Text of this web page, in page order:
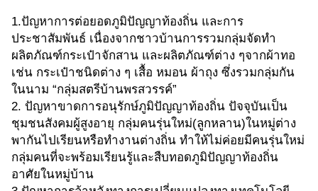
1.ปัญหาการต่อยอดภูมิปัญญาท้องถิ่น และการ
ประชาสัมพันธ์ เนื่องจากชาวบ้านการรวมกลุ่มจัดทำ
ผลิตภัณฑ์กระเป๋าจักสาน และผลิตภัณฑ์ต่าง ๆจากผ้าทอ
เช่น กระเป๋าชนิดต่าง ๆ เสื้อ หมอน ผ้าถุง ซึ่งรวมกลุ่มกัน
ในนาม “กลุ่มสตรีบ้านพรสวรรค์”
2. ปัญหาขาดการอนุรักษ์ภูมิปัญญาท้องถิ่น ปัจจุบันเป็น
ชุมชนสังคมผู้สูงอายุ กลุ่มคนรุ่นใหม่(ลูกหลาน)ในหมู่ต่าง
พากันไปเรียนหรือทำงานต่างถิ่น ทำให้ไม่ค่อยมีคนรุ่นใหม่
กลุ่มคนที่จะพร้อมเรียนรู้และสืบทอดภูมิปัญญาท้องถิ่น
อาศัยในหมู่บ้าน